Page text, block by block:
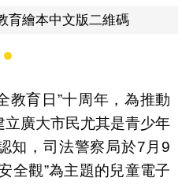
育繪本中文版二維碼
2
教育日”十周年，為推動
立廣大市民尤其是青少年
知，司法警察局於7月9
全觀”為主題的兒童電子